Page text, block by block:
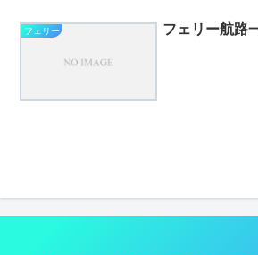
フェリー フェリー航